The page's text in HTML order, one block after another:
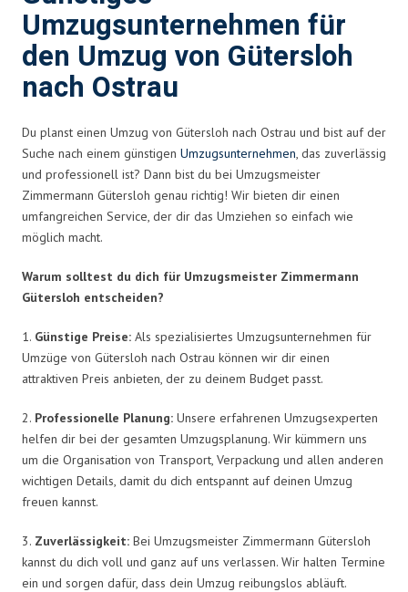
Umzugsunternehmen für
den Umzug von Gütersloh
nach Ostrau
Du planst einen Umzug von Gütersloh nach Ostrau und bist auf der
Suche nach einem günstigen Umzugsunternehmen, das zuverlässig
und professionell ist? Dann bist du bei Umzugsmeister
Zimmermann Gütersloh genau richtig! Wir bieten dir einen
umfangreichen Service, der dir das Umziehen so einfach wie
möglich macht.
Warum solltest du dich für Umzugsmeister Zimmermann
Gütersloh entscheiden?
1. Günstige Preise: Als spezialisiertes Umzugsunternehmen für
Umzüge von Gütersloh nach Ostrau können wir dir einen
attraktiven Preis anbieten, der zu deinem Budget passt.
2. Professionelle Planung: Unsere erfahrenen Umzugsexperten
helfen dir bei der gesamten Umzugsplanung. Wir kümmern uns
um die Organisation von Transport, Verpackung und allen anderen
wichtigen Details, damit du dich entspannt auf deinen Umzug
freuen kannst.
3. Zuverlässigkeit: Bei Umzugsmeister Zimmermann Gütersloh
kannst du dich voll und ganz auf uns verlassen. Wir halten Termine
ein und sorgen dafür, dass dein Umzug reibungslos abläuft.